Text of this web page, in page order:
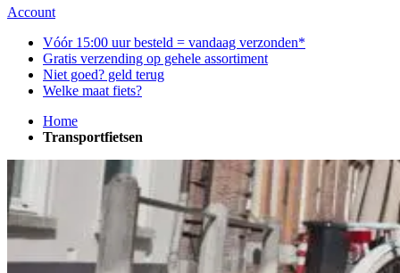
Account
Vóór 15:00 uur besteld = vandaag verzonden*
Gratis verzending op gehele assortiment
Niet goed? geld terug
Welke maat fiets?
Home
Transportfietsen